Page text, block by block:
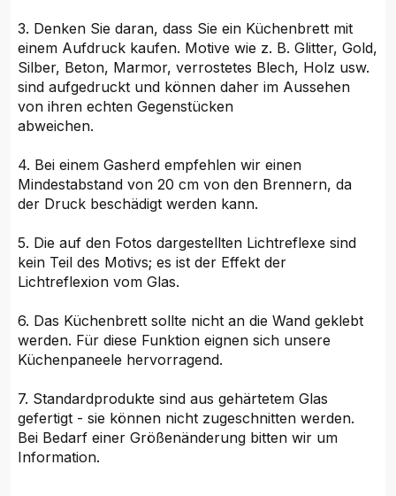
3. Denken Sie daran, dass Sie ein Küchenbrett mit
einem Aufdruck kaufen. Motive wie z. B. Glitter, Gold,
Silber, Beton, Marmor, verrostetes Blech, Holz usw.
sind aufgedruckt und können daher im Aussehen
von ihren echten Gegenstücken
abweichen.
4. Bei einem Gasherd empfehlen wir einen
Mindestabstand von 20 cm von den Brennern, da
der Druck beschädigt werden kann.
5. Die auf den Fotos dargestellten Lichtreflexe sind
kein Teil des Motivs; es ist der Effekt der
Lichtreflexion vom Glas.
6. Das Küchenbrett sollte nicht an die Wand geklebt
werden. Für diese Funktion eignen sich unsere
Küchenpaneele hervorragend.
7. Standardprodukte sind aus gehärtetem Glas
gefertigt - sie können nicht zugeschnitten werden.
Bei Bedarf einer Größenänderung bitten wir um
Information.